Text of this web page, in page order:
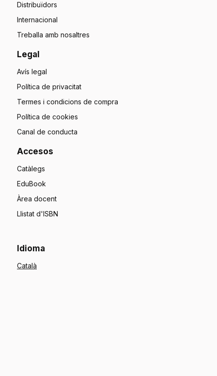
Distribuïdors
Internacional
Treballa amb nosaltres
Legal
Avís legal
Política de privacitat
Termes i condicions de compra
Política de cookies
Canal de conducta
Accesos
Catàlegs
EduBook
Àrea docent
Llistat d'ISBN
Idioma